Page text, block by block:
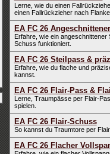
Lerne, wie du einen
einen Fallrückzieher nach
EA FC 26
Erfahre, wie ein
Schuss funktioniert.
EA FC 26 Steilpass &
Erfahre, wie du flache und
kannst.
EA FC 26 Flair-Pass &
Lerne, Traumpässe per Flair-
spielen.
EA FC 26 Flair-Schuss
So kannst du Traumtore per
EA FC 26 Flacher